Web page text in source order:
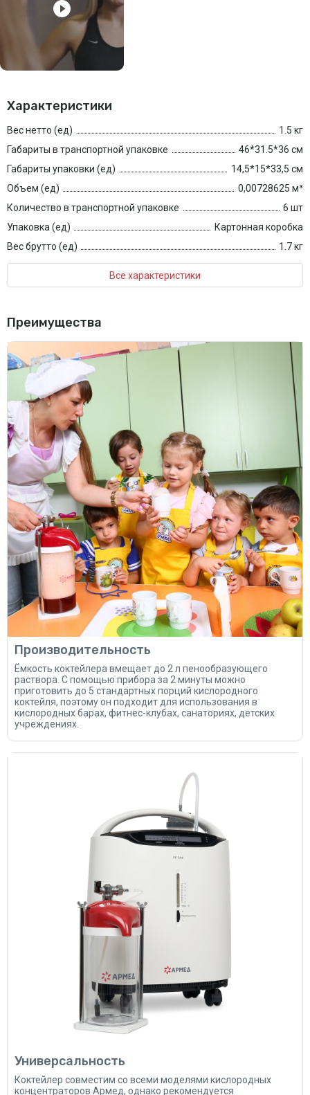
Характеристики
Вес нетто (ед)
1.5 кг
Габариты в транспортной упаковке
46*31.5*36 см
Габариты упаковки (ед)
14,5*15*33,5 см
Объем (ед)
0,00728625 м³
Количество в транспортной упаковке
6 шт
Упаковка (ед)
Картонная коробка
Вес брутто (ед)
1.7 кг
Все характеристики
Преимущества
Производительность
Ёмкость коктейлера вмещает до 2 л пенообразующего
раствора. С помощью прибора за 2 минуты можно
приготовить до 5 стандартных порций кислородного
коктейля, поэтому он подходит для использования в
кислородных барах, фитнес-клубах, санаториях, детских
учреждениях.
Универсальность
Коктейлер совместим со всеми моделями кислородных
концентраторов Армед, однако рекомендуется